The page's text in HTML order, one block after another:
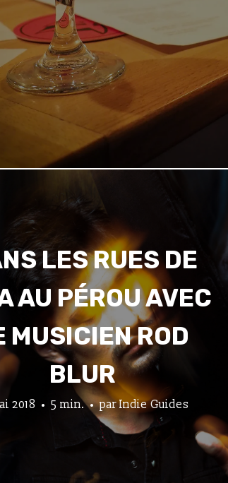
LES RUES DE
AU PÉROU AVEC
MUSICIEN ROD
BLUR
2018 5 min. parIndie Guides